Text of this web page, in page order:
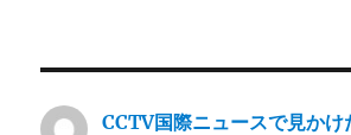
CCTV国際ニュースで見か